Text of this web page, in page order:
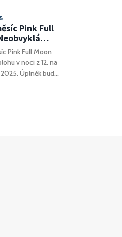
a přinutili Moskvu
letišť.
tlak na ruskou
a logistiku.
Pink Full
oblohu v
na 13.
Pink Full Moon
v noci z 12. na
2025. Úplněk bude